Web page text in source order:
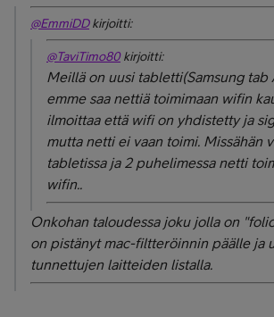
@EmmiDDkirjoitti:
@TaviTimo80kirjoitti:
Meillä on uusi tabletti(Samsung tab
emme saa nettiä toimimaan wifin
ilmoittaa että wifi on yhdistetty ja
mutta netti ei vaan toimi. Missähän
tabletissa ja 2 puhelimessa netti
wifin..
Onkohan taloudessa joku jolla on
on pistänyt mac-filtteröinnin päälle ja
tunnettujen laitteiden listalla.